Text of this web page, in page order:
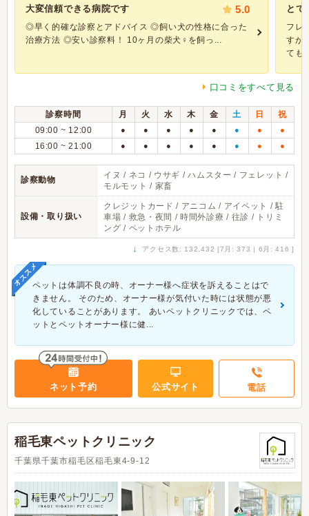
大変信頼できる病院です 5.0
◎早く的確な診察とアドバイス ◎飼い犬の性格に合った
治療方法 ◎安い診察料！ 10ヶ月の柴犬♀を飼っ...
とて
フレ
すが
ても
口コミをすべて見る
診察時間 月 火 水 木 金 土 日
祝
09:00 ~ 12:00
● ● ● ● ● ● ● ●
16:00 ~ 21:00 ● ● ● ● ● ● ● ●
診察動物
イヌ / ネコ / ウサギ / ハムスター / フェレット /
モルモット / 家畜
設備・取り扱い
クレジットカード / アニコム / アイペット / 駐
車場 / 救急・夜間 / 時間外診療 / 往診 / トリミ
ング / ペットホテル
↓ アクセス数: 132,432 [7月: 373 | 6月: 416 ]
オススメペットは体調不良の時、オーナー様へ症状を訴えることはで
きません。 そのため、オーナー様が気付いた時には状態が悪
化していることがあります。 あいペットクリニックでは、ペ
ットとペットオーナー様に健...
ネット予約 公式サイト 電話
稲毛東ペットクリニック
千葉県千葉市稲毛区稲毛東4-9-12